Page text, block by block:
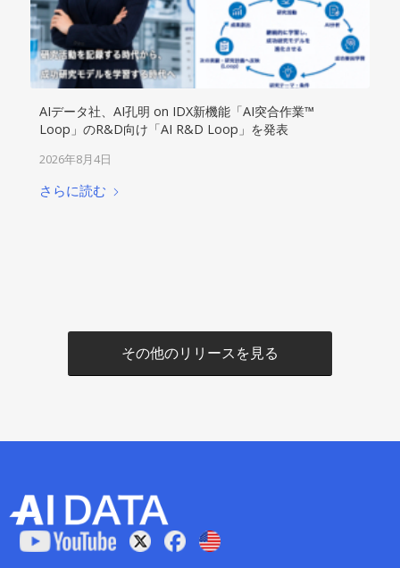
AIデータ社、AI孔明 on IDX新機能「AI突合作業™︎
Loop」のR&D向け「AI R&D Loop」を発表
2026年8月4日
さらに読む
その他のリリースを見る